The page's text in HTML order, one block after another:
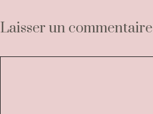
Laisser un commentaire